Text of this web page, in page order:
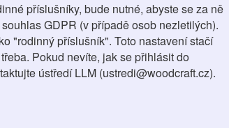
příslušníky, bude nutné, abyste se za ně
GDPR (v případě osob nezletilých).
"rodinný příslušník". Toto nastavení stačí
Pokud nevíte, jak se přihlásit do
ústředí LLM (ustredi@woodcraft.cz).